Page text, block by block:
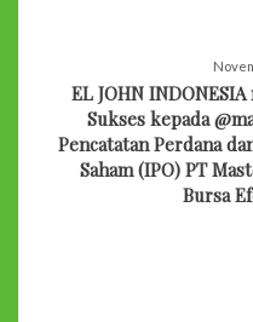
EL JOHN
Sukses kepada
Pencatatan Perdana
Saham (IPO) PT
Bursa